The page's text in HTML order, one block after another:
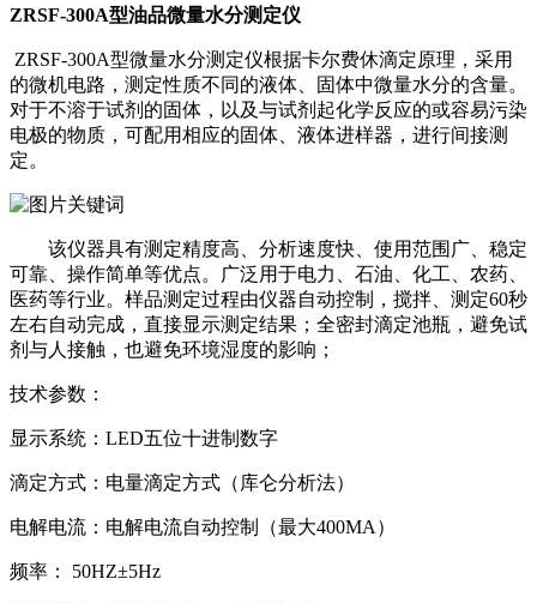
ZRSF-300A型油品微量水分测定仪
ZRSF-300A型微量水分测定仪根据卡尔费休滴定原理，采用
的微机电路，测定性质不同的液体、固体中微量水分的含量。
对于不溶于试剂的固体，以及与试剂起化学反应的或容易污染
电极的物质，可配用相应的固体、液体进样器，进行间接测
定。
该仪器具有测定精度高、分析速度快、使用范围广、稳定
可靠、操作简单等优点。广泛用于电力、石油、化工、农药、
医药等行业。样品测定过程由仪器自动控制，搅拌、测定60秒
左右自动完成，直接显示测定结果；全密封滴定池瓶，避免试
剂与人接触，也避免环境湿度的影响；
技术参数：
显示系统：LED五位十进制数字
滴定方式：电量滴定方式（库仑分析法）
电解电流：电解电流自动控制（最大400MA）
频率： 50HZ±5Hz